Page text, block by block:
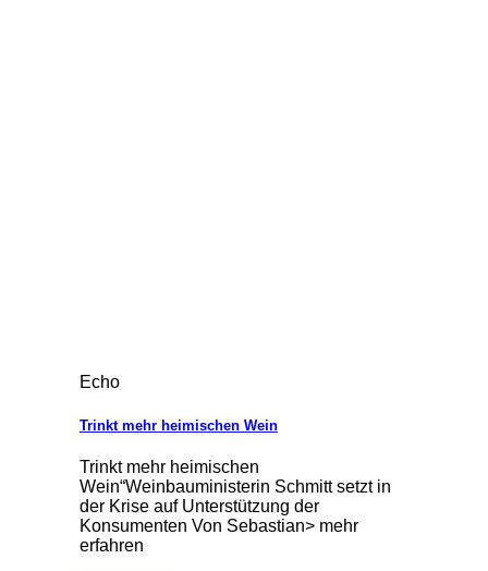
Echo
Trinkt mehr heimischen Wein
Trinkt mehr heimischen
Wein“Weinbauministerin Schmitt setzt in
der Krise auf Unterstützung der
Konsumenten Von Sebastian> mehr
erfahren